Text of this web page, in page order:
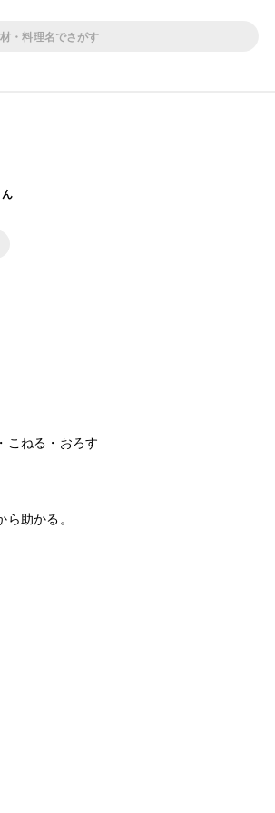
こねる・おろす
助かる。